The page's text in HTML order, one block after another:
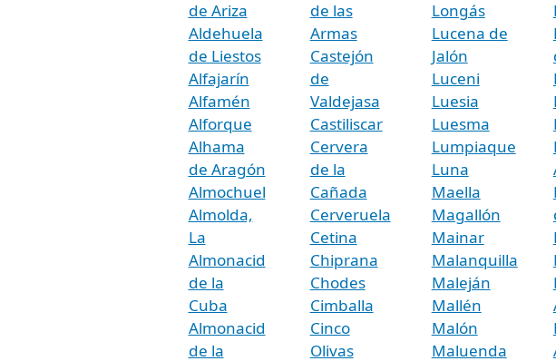
de Ariza
Aldehuela
de Liestos
Alfajarín
Alfamén
Alforque
Alhama
de Aragón
Almochuel
Almolda,
La
Almonacid
de la
Cuba
Almonacid
de la
de las
Armas
Castejón
de
Valdejasa
Castiliscar
Cervera
de la
Cañada
Cerveruela
Cetina
Chiprana
Chodes
Cimballa
Cinco
Olivas
Longás
Lucena de
Jalón
Luceni
Luesia
Luesma
Lumpiaque
Luna
Maella
Magallón
Mainar
Malanquilla
Maleján
Mallén
Malón
Maluenda